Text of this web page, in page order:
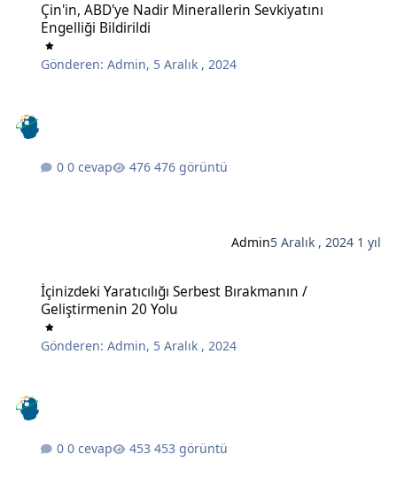
Çin'in, ABD'ye Nadir Minerallerin Sevkiyatını
Engelliği Bildirildi
Gönderen:Admin, 5 Aralık , 2024
0 cevap 476 görüntü
Admin5 Aralık , 2024 1 yıl
İçinizdeki Yaratıcılığı Serbest Bırakmanın /
Geliştirmenin 20 Yolu
Gönderen:Admin, 5 Aralık , 2024
0 cevap 453 görüntü